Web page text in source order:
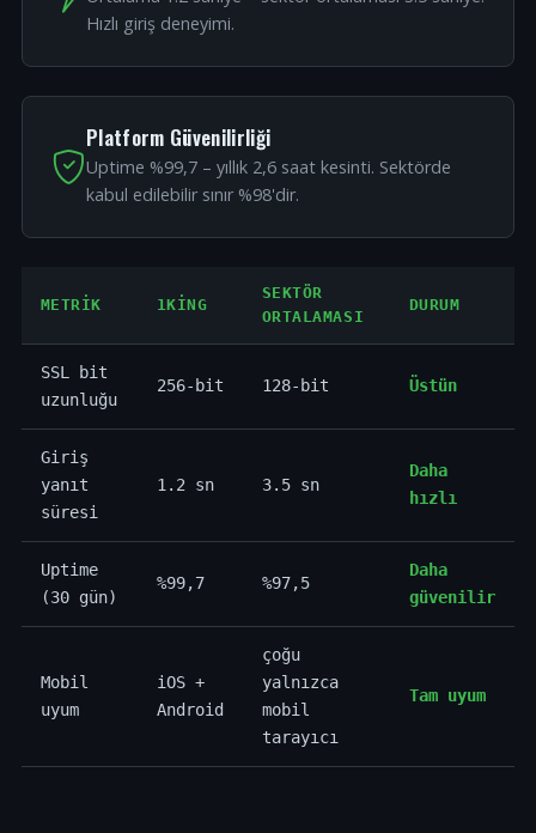
Hızlı giriş deneyimi.
Platform Güvenilirliği
Uptime %99,7 – yıllık 2,6 saat kesinti. Sektörde
kabul edilebilir sınır %98'dir.
METRIK 1KING
SEKTÖR
ORTALAMASI
DURUM
SSL bit
uzunluğu
256-bit 128-bit Üstün
Giriş
yanıt
süresi
1.2 sn 3.5 sn
Daha
hızlı
Uptime
(30 gün)
%99,7 %97,5
Daha
güvenilir
Mobil
uyum
iOS +
Android
çoğu
yalnızca
mobil
tarayıcı
Tam uyum